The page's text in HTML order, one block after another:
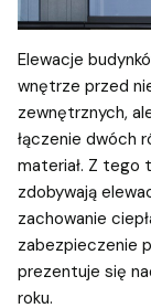
Elewacje
wnętrze przed
zewnętrznych,
łączenie dwóch
materiał. Z tego
zdobywają
zachowanie
zabezpieczenie
prezentuje się
roku.